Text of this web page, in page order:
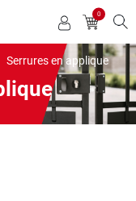
0
Serrures en applique